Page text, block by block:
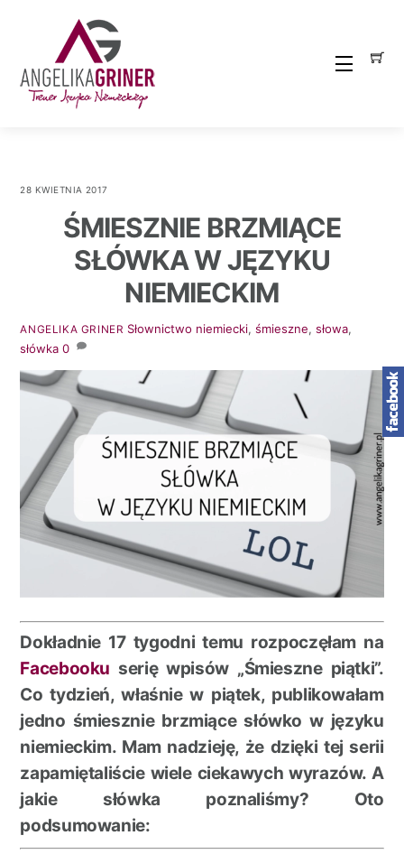
Menu
28 KWIETNIA 2017
ŚMIESZNIE BRZMIĄCE
SŁÓWKA W JĘZYKU
NIEMIECKIM
ANGELIKA GRINER Słownictwo niemiecki,śmieszne,słowa,
słówka 0
Dokładnie 17 tygodni temu rozpoczęłam na
Facebooku serię wpisów „Śmieszne piątki”.
Co tydzień, właśnie w piątek, publikowałam
jedno śmiesznie brzmiące słówko w języku
niemieckim. Mam nadzieję, że dzięki tej serii
zapamiętaliście wiele ciekawych wyrazów. A
jakie słówka poznaliśmy? Oto
podsumowanie: